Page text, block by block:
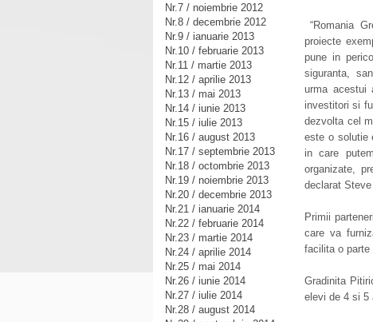
“Romania
proiecte
pune in
siguranta,
urma acestui
investitori si
dezvolta cel
este o solutie
in care
organizate,
declarat
Primii
care va
facilita o parte
Gradinita
elevi de 4 si 5
Nr.7 / noiembrie 2012
Nr.8 / decembrie 2012
Nr.9 / ianuarie 2013
Nr.10 / februarie 2013
Nr.11 / martie 2013
Nr.12 / aprilie 2013
Nr.13 / mai 2013
Nr.14 / iunie 2013
Nr.15 / iulie 2013
Nr.16 / august 2013
Nr.17 / septembrie 2013
Nr.18 / octombrie 2013
Nr.19 / noiembrie 2013
Nr.20 / decembrie 2013
Nr.21 / ianuarie 2014
Nr.22 / februarie 2014
Nr.23 / martie 2014
Nr.24 / aprilie 2014
Nr.25 / mai 2014
Nr.26 / iunie 2014
Nr.27 / iulie 2014
Nr.28 / august 2014